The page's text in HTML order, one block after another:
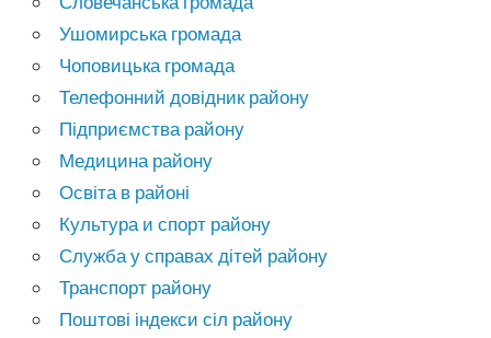
Ушомирська громада
Чоповицька громада
Телефонний довідник району
Підприємства району
Медицина району
Освіта в районі
Культура и спорт району
Служба у справах дітей району
Транспорт району
Поштові індекси сіл району